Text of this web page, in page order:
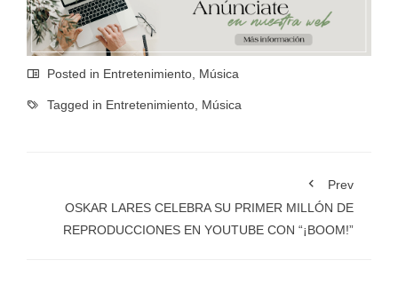
Posted in Entretenimiento Música
Tagged in Entretenimiento Música
Prev
OSKAR LARES CELEBRA SU PRIMER MILLÓN DE
REPRODUCCIONES EN YOUTUBE CON “¡BOOM!”